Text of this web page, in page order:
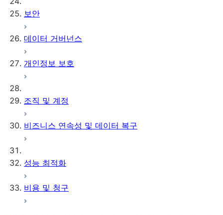
보안
데이터 거버넌스
개인정보 보호
조직 및 계정
비즈니스 연속성 및 데이터 복구
성능 최적화
비용 및 청구